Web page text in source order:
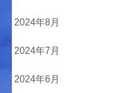
2024年8月
2024年7月
2024年6月